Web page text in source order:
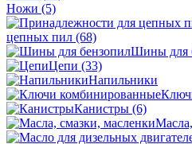
Ножи (5)
цепных пил (68)
Шины для
Цепи (33)
Напильники
Канистры (6)